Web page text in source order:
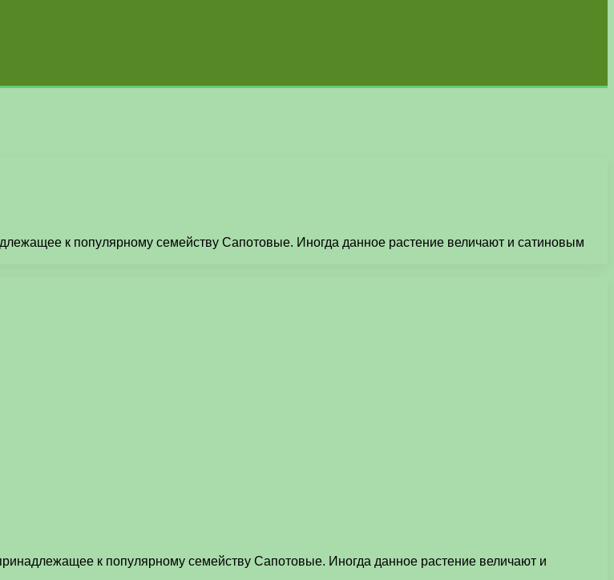
к популярному семейству Сапотовые. Иногда данное растение величают и сатиновым
к популярному семейству Сапотовые. Иногда данное растение величают и